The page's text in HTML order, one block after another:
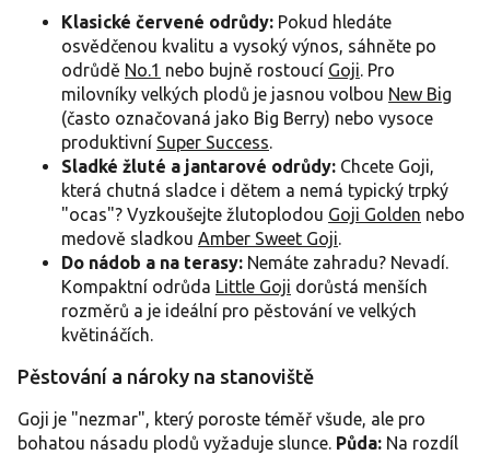
Klasické červené odrůdy: Pokud hledáte
osvědčenou kvalitu a vysoký výnos, sáhněte po
odrůdě No.1 nebo bujně rostoucí Goji. Pro
milovníky velkých plodů je jasnou volbou New Big
(často označovaná jako Big Berry) nebo vysoce
produktivní Super Success.
Sladké žluté a jantarové odrůdy: Chcete Goji,
která chutná sladce i dětem a nemá typický trpký
"ocas"? Vyzkoušejte žlutoplodou Goji Golden nebo
medově sladkou Amber Sweet Goji.
Do nádob a na terasy: Nemáte zahradu? Nevadí.
Kompaktní odrůda Little Goji dorůstá menších
rozměrů a je ideální pro pěstování ve velkých
květináčích.
Pěstování a nároky na stanoviště
Goji je "nezmar", který poroste téměř všude, ale pro
bohatou násadu plodů vyžaduje slunce. Půda: Na rozdíl